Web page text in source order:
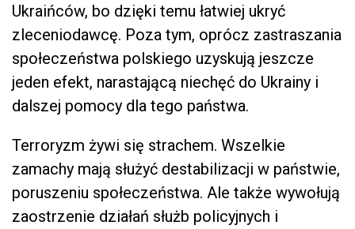
Ukraińców, bo dzięki temu łatwiej ukryć
zleceniodawcę. Poza tym, oprócz zastraszania
społeczeństwa polskiego uzyskują jeszcze
jeden efekt, narastającą niechęć do Ukrainy i
dalszej pomocy dla tego państwa.
Terroryzm żywi się strachem. Wszelkie
zamachy mają służyć destabilizacji w państwie,
poruszeniu społeczeństwa. Ale także wywołują
zaostrzenie działań służb policyjnych i